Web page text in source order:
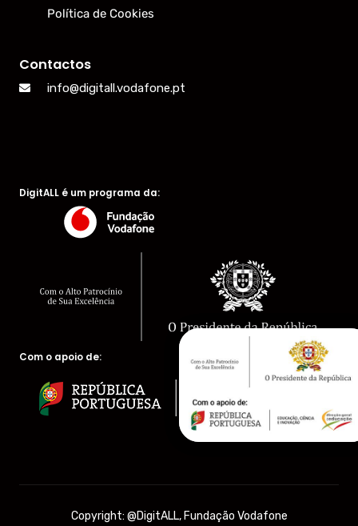
Política de Cookies
Contactos
info@digitall.vodafone.pt
DigitALL é um programa da:
Com o apoio de:
Copyright: @DigitALL, Fundação Vodafone